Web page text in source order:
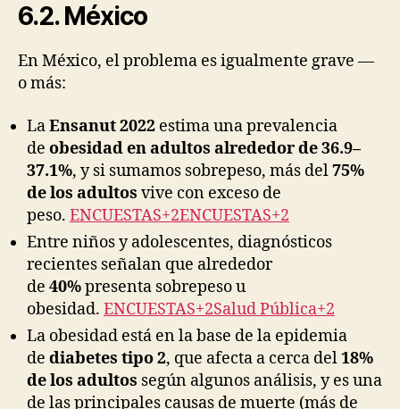
6.2. México
En México, el problema es igualmente grave —
o más:
LaEnsanut 2022 estima una prevalencia
de obesidad en adultos alrededor de 36.9–
37.1%, y si sumamos sobrepeso, más del75%
de los adultos vive con exceso de
peso. ENCUESTAS+2ENCUESTAS+2
Entre niños y adolescentes, diagnósticos
recientes señalan que alrededor
de 40%presenta sobrepeso u
obesidad. ENCUESTAS+2Salud Pública+2
La obesidad está en la base de la epidemia
de diabetes tipo 2, que afecta a cerca del18%
de los adultos según algunos análisis, y es una
de las principales causas de muerte (más de